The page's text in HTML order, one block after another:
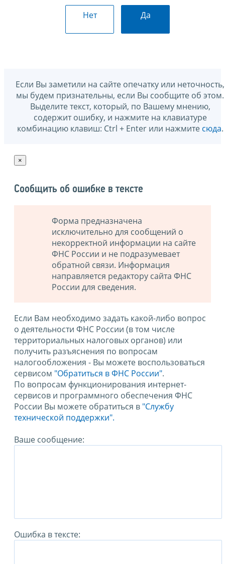
Нет Да
Если Вы заметили на сайте опечатку или неточность,
мы будем признательны, если Вы сообщите об этом.
Выделите текст, который, по Вашему мнению,
содержит ошибку, и нажмите на клавиатуре
комбинацию клавиш: Ctrl + Enter или нажмите сюда.
×
Сообщить об ошибке в тексте
Форма предназначена
исключительно для сообщений о
некорректной информации на сайте
ФНС России и не подразумевает
обратной связи. Информация
направляется редактору сайта ФНС
России для сведения.
Если Вам необходимо задать какой-либо вопрос
о деятельности ФНС России (в том числе
территориальных налоговых органов) или
получить разъяснения по вопросам
налогообложения - Вы можете воспользоваться
сервисом "Обратиться в ФНС России".
По вопросам функционирования интернет-
сервисов и программного обеспечения ФНС
России Вы можете обратиться в "Службу
технической поддержки".
Ваше сообщение:
Ошибка в тексте: